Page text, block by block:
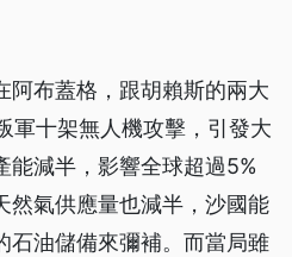
阿布蓋格，跟胡賴斯的兩大
軍十架無人機攻擊，引發大
能減半，影響全球超過5%
然氣供應量也減半，沙國能
石油儲備來彌補。而當局雖